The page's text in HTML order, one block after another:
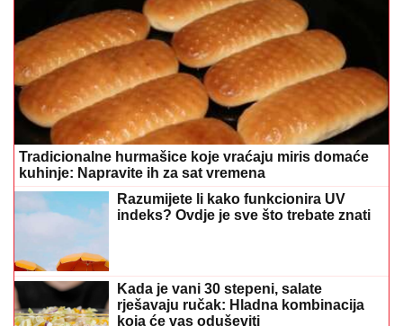
Tradicionalne hurmašice koje vraćaju miris domaće
kuhinje: Napravite ih za sat vremena
Razumijete li kako funkcionira UV
indeks? Ovdje je sve što trebate znati
Kada je vani 30 stepeni, salate
rješavaju ručak: Hladna kombinacija
koja će vas oduševiti